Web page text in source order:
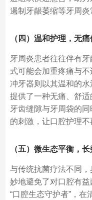
遏制牙龈萎缩等牙周炎
（四）温和护理，无
牙周炎患者往往伴有
式可能会加重疼痛与
冲牙器则以其温和的
提供了一种无痛、舒
牙齿缝隙与牙周袋的
的刺激，让口腔护理不
（五）微生态平衡，
与传统抗菌疗法不同
妙地避免了对口腔有
“口腔生态守护者”，